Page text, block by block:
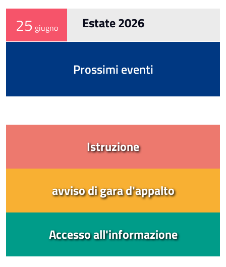
25 giugno Estate 2026
Prossimi eventi
Istruzione
avviso di gara d'appalto
Accesso all'informazione